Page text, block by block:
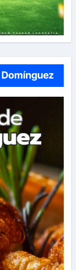
Domínguez